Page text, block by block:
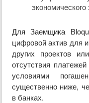
экономического
Для Заемщика
цифровой актив для
других проектов
отсутствия
условиями
существенно ниже,
в банках.